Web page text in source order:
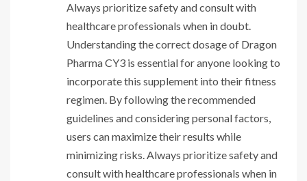
Always prioritize safety and consult with
healthcare professionals when in doubt.
Understanding the correct dosage of Dragon
Pharma CY3 is essential for anyone looking to
incorporate this supplement into their fitness
regimen. By following the recommended
guidelines and considering personal factors,
users can maximize their results while
minimizing risks. Always prioritize safety and
consult with healthcare professionals when in